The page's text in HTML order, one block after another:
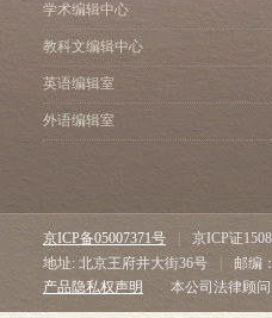
学术编辑中心
教科文编辑中心
英语编辑室
外语编辑室
京ICP备05007371号 京ICP证
地址: 北京王府井大街36号
邮编
产品隐私权声明
本公司法律顾